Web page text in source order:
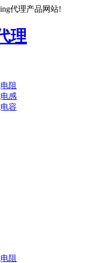
代理产品网站!
阻
感
容
阻